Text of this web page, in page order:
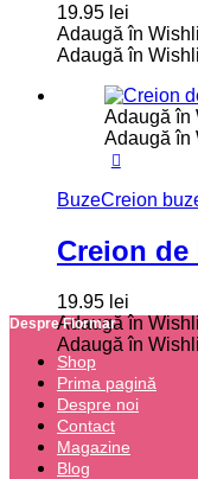
19.95 lei
Adaugă în
Adaugă în
Adaugă în
Adaugă în
BuzeCreion
Creion de
19.95 lei
Adaugă în
Adaugă în
Despre Flormar
Shop
Prima pagină
Despre noi
Contact
Magazine
Blog